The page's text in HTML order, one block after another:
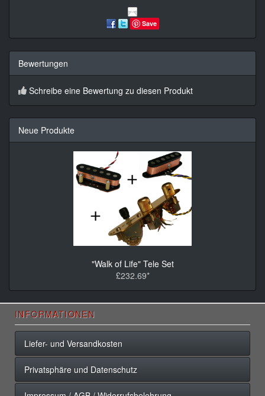
Save
Bewertungen
Schreibe eine Bewertung zu diesen Produkt
Neue Produkte
"Walk of Life" Tele Set
£232.69*
INFORMATIONEN
Liefer- und Versandkosten
Privatsphäre und Datenschutz